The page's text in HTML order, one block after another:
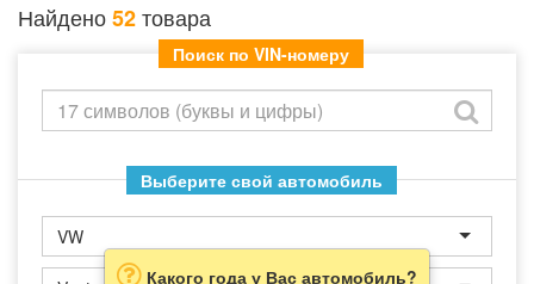
Найдено52товара
Поиск по VIN-номеру
Выберите свой автомобиль
VW
Какого года у Вас автомобиль?